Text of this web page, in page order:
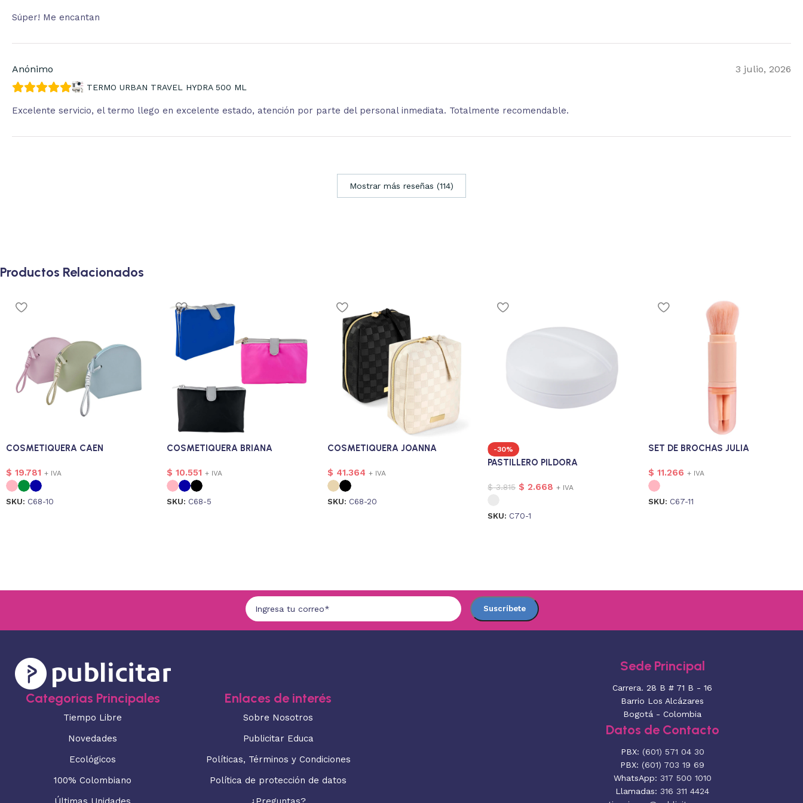
Súper! Me encantan
Anónimo 3 julio, 2026
TERMO URBAN TRAVEL HYDRA 500 ML
Excelente servicio, el termo llego en excelente estado, atención por parte del personal inmediata. Totalmente recomendable.
Mostrar más reseñas (114)
Productos Relacionados
COSMETIQUERA CAEN
$ 19.781 + IVA
SKU: C68-10
COSMETIQUERA BRIANA
$ 10.551 + IVA
SKU: C68-5
COSMETIQUERA JOANNA
$ 41.364 + IVA
SKU: C68-20
-30%
PASTILLERO PILDORA
$3.815 $ 2.668 + IVA
SKU: C70-1
SET DE BROCHAS JULIA
$ 11.266 + IVA
SKU: C67-11
Categorias Principales
Tiempo Libre
Novedades
Ecológicos
100% Colombiano
Enlaces de interés
Sobre Nosotros
Publicitar Educa
Políticas, Términos y Condiciones
Política de protección de datos
Sede Principal
Carrera. 28 B # 71 B - 16
Barrio Los Alcázares
Bogotá - Colombia
Datos de Contacto
PBX: (601) 571 04 30
PBX: (601) 703 19 69
WhatsApp: 317 500 1010
Llamadas:316 311 4424